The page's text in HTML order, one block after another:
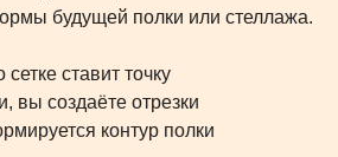
будущей полки или стеллажа.
ставит точку
вы создаёте отрезки
контур полки